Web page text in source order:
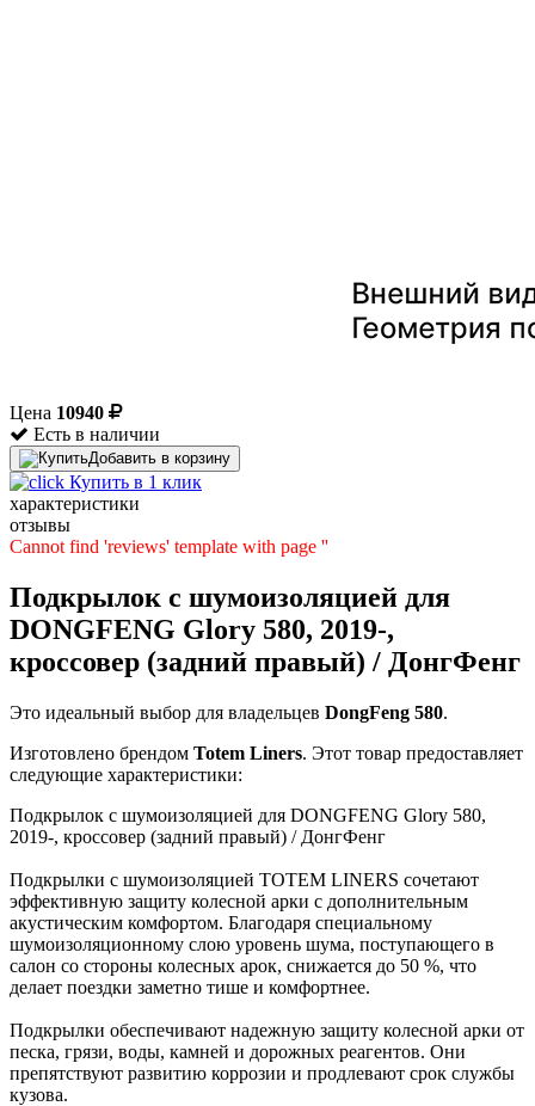
Цена 10940
Есть в наличии
Добавить в корзину
Купить в 1 клик
характеристики
отзывы
Cannot find 'reviews' template with page ''
Подкрылок с шумоизоляцией для
DONGFENG Glory 580, 2019-,
кроссовер (задний правый) / ДонгФенг
Это идеальный выбор для владельцев DongFeng 580.
Изготовлено брендом Totem Liners. Этот товар предоставляет
следующие характеристики:
Подкрылок с шумоизоляцией для DONGFENG Glory 580,
2019-, кроссовер (задний правый) / ДонгФенг
Подкрылки с шумоизоляцией TOTEM LINERS сочетают
эффективную защиту колесной арки с дополнительным
акустическим комфортом. Благодаря специальному
шумоизоляционному слою уровень шума, поступающего в
салон со стороны колесных арок, снижается до 50 %, что
делает поездки заметно тише и комфортнее.
Подкрылки обеспечивают надежную защиту колесной арки от
песка, грязи, воды, камней и дорожных реагентов. Они
препятствуют развитию коррозии и продлевают срок службы
кузова.